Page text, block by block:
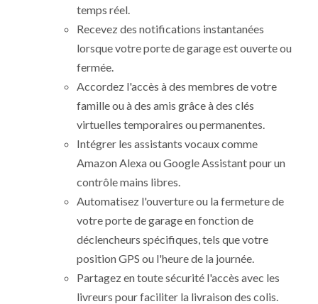
temps réel.
Recevez des notifications instantanées
lorsque votre porte de garage est ouverte ou
fermée.
Accordez l'accès à des membres de votre
famille ou à des amis grâce à des clés
virtuelles temporaires ou permanentes.
Intégrer les assistants vocaux comme
Amazon Alexa ou Google Assistant pour un
contrôle mains libres.
Automatisez l'ouverture ou la fermeture de
votre porte de garage en fonction de
déclencheurs spécifiques, tels que votre
position GPS ou l'heure de la journée.
Partagez en toute sécurité l'accès avec les
livreurs pour faciliter la livraison des colis.